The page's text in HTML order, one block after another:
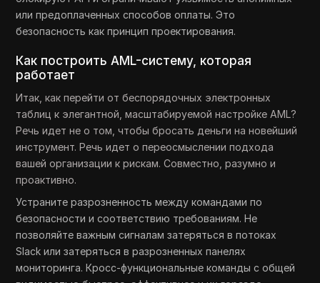
или предоплаченных способов оплаты. Это
безопасность как принцип проектирования.
Как построить AML-систему, которая
работает
Итак, как перейти от беспорядочных электронных
таблиц к элегантной, масштабируемой настройке AML?
Речь идет не о том, чтобы бросать деньги на новейший
инструмент. Речь идет о переосмыслении подхода
вашей организации к рискам. Совместно, разумно и
проактивно.
Устраните разрозненность между командами по
безопасности и соответствию требованиям. Не
позволяйте важным сигналам затеряться в потоках
Slack или затеряться в разрозненных панелях
мониторинга. Кросс-функциональные команды с общей